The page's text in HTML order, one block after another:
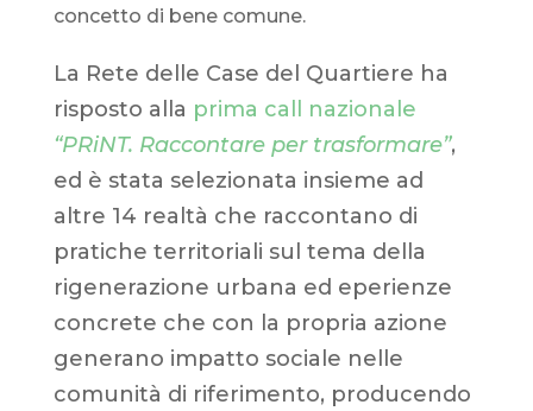
concetto di bene comune.
La Rete delle Case del Quartiere ha
risposto alla prima call nazionale
“PRiNT. Raccontare per trasformare”,
ed è stata selezionata insieme ad
altre 14 realtà che raccontano di
pratiche territoriali sul tema della
rigenerazione urbana ed eperienze
concrete che con la propria azione
generano impatto sociale nelle
comunità di riferimento, producendo